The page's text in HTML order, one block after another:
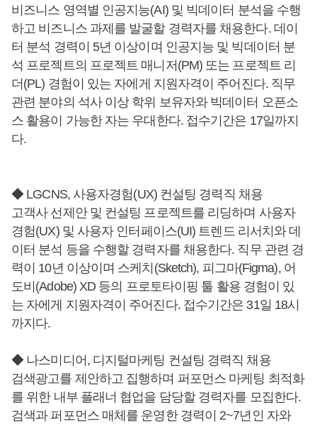
비즈니스 영역별 인공지능(AI) 및 빅데이터 분석을 수행
하고 비즈니스 과제를 발굴할 경력자를 채용한다. 데이
터 분석 경력이 5년 이상이며 인공지능 및 빅데이터 분
석 프로젝트의 프로젝트 매니저(PM) 또는 프로젝트 리
더(PL) 경험이 있는 자에게 지원자격이 주어진다. 직무
관련 분야의 석사 이상 학위 보유자와 빅데이터 오픈소
스 활용이 가능한 자는 우대한다. 접수기간은 17일까지
다.
◆ LGCNS, 사용자경험(UX) 컨설팅 경력직 채용
고객사 선제안 및 컨설팅 프로젝트를 리딩하며 사용자
경험(UX) 및 사용자 인터페이스(UI) 트렌드 리서치와 데
이터 분석 등을 수행할 경력자를 채용한다. 직무 관련 경
력이 10년 이상이며 스케치(Sketch), 피그마(Figma), 어
도비(Adobe) XD 등의 프로토타이핑 툴 활용 경험이 있
는 자에게 지원자격이 주어진다. 접수기간은 31일 18시
까지다.
◆ 나스미디어, 디지털마케팅 컨설팅 경력직 채용
검색광고를 제안하고 집행하며 퍼포먼스 마케팅 최적화
를 위한 내부 플래너 협업을 담당할 경력자를 모집한다.
검색과 퍼포먼스 매체를 운영한 경력이 2~7년인 자와